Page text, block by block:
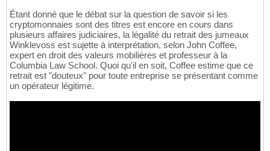
Étant donné que le débat sur la question de savoir si les
cryptomonnaies sont des titres est encore en cours dans
plusieurs affaires judiciaires, la légalité du retrait des jumeaux
Winklevoss est sujette à interprétation, selon John Coffee,
expert en droit des valeurs mobilières et professeur à la
Columbia Law School. Quoi qu'il en soit, Coffee estime que ce
retrait est "douteux" pour toute entreprise se présentant comme
un opérateur légitime.